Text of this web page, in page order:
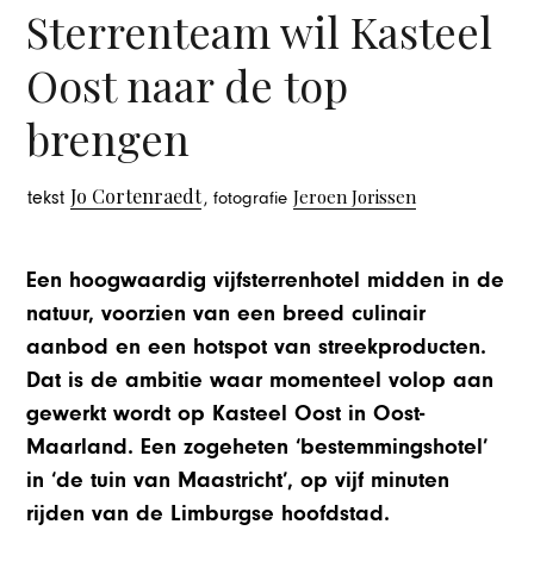
Sterrenteam wil Kasteel
Oost naar de top
brengen
tekstJo Cortenraedt, fotografieJeroen Jorissen
Een hoogwaardig vijfsterrenhotel midden in de
natuur, voorzien van een breed culinair
aanbod en een hotspot van streekproducten.
Dat is de ambitie waar momenteel volop aan
gewerkt wordt op Kasteel Oost in Oost-
Maarland. Een zogeheten ‘bestemmingshotel’
in ‘de tuin van Maastricht’, op vijf minuten
rijden van de Limburgse hoofdstad.